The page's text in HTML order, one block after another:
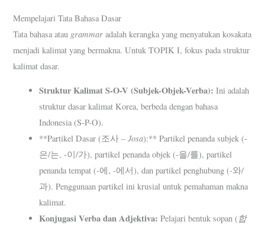
Mempelajari Tata Bahasa Dasar
Tata bahasa atau grammar adalah kerangka yang menyatukan kosakata
menjadi kalimat yang bermakna. Untuk TOPIK I, fokus pada struktur
kalimat dasar.
Struktur Kalimat S-O-V (Subjek-Objek-Verba): Ini adalah
struktur dasar kalimat Korea, berbeda dengan bahasa
Indonesia (S-P-O).
**Partikel Dasar (조사 –Josa):** Partikel penanda subjek (-
은/는, -이/가), partikel penanda objek (-을/를), partikel
penanda tempat (-에, -에서), dan partikel penghubung (-와/
과). Penggunaan partikel ini krusial untuk pemahaman makna
kalimat.
Konjugasi Verba dan Adjektiva: Pelajari bentuk sopan ( 합